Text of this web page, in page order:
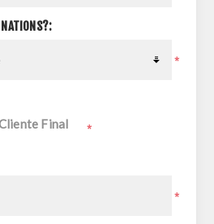
NATIONS?:
*
Final *
*